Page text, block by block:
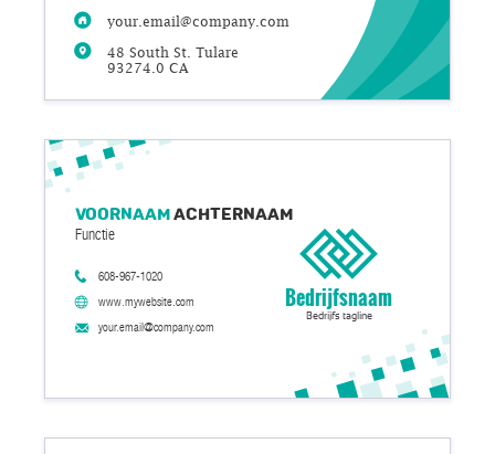
your.email@company.com
48 South St. Tulare
93274.0 CA
www.mywebsite.com
your.email@company.com
Functie
608-967-1020
VoornaamAchternaam
Bedrijfsnaam
Bedrijfs tagline